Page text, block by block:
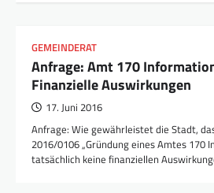
GEMEINDERAT
Anfrage: Amt 170
Finanzielle Auswirkungen
17. Juni 2016
Anfrage: Wie gewährleistet die Stadt,
2016/0106 „Gründung eines Amtes 170
tatsächlich keine finanziellen